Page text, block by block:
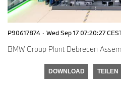
P90617874 · Wed Sep 17 07:20:27
BMW Group Plant Debrecen
DOWNLOAD TEILEN